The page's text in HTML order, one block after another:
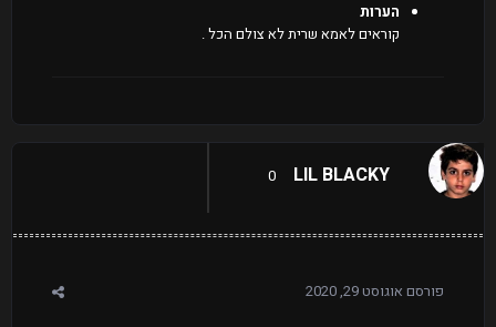
הערות
קוראים לאמא שרית לא צולם הכל .
LIL BLACKY
0
פורסם אוגוסט 29, 2020